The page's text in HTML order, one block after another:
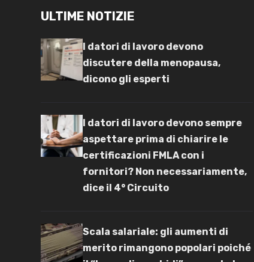
ULTIME NOTIZIE
I datori di lavoro devono
discutere della menopausa,
dicono gli esperti
I datori di lavoro devono sempre
aspettare prima di chiarire le
certificazioni FMLA con i
fornitori? Non necessariamente,
dice il 4° Circuito
Scala salariale: gli aumenti di
merito rimangono popolari poiché